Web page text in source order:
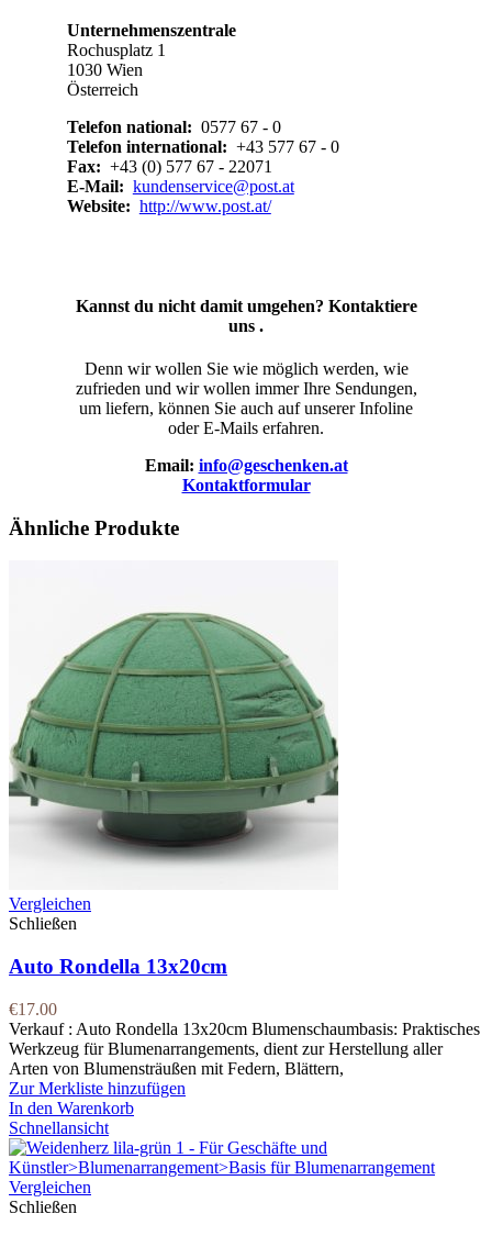
Unternehmenszentrale
Rochusplatz 1
1030 Wien
Österreich
Telefon national: 0577 67 - 0
Telefon international: +43 577 67 - 0
Fax: +43 (0) 577 67 - 22071
E-Mail: kundenservice@post.at
Website: http://www.post.at/
Kannst du nicht damit umgehen? Kontaktiere
uns .
Denn wir wollen Sie wie möglich werden, wie
zufrieden und wir wollen immer Ihre Sendungen,
um liefern, können Sie auch auf unserer Infoline
oder E-Mails erfahren.
Email: info@geschenken.at
Kontaktformular
Ähnliche Produkte
Vergleichen
Schließen
Auto Rondella 13x20cm
€17.00
Verkauf : Auto Rondella 13x20cm Blumenschaumbasis: Praktisches
Werkzeug für Blumenarrangements, dient zur Herstellung aller
Arten von Blumensträußen mit Federn, Blättern,
Zur Merkliste hinzufügen
In den Warenkorb
Schnellansicht
Vergleichen
Schließen